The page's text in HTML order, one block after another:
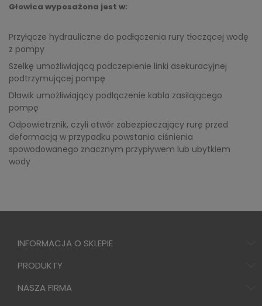
Głowica wyposażona jest w:
Przyłącze hydrauliczne do podłączenia rury tłoczącej wodę
z pompy
Szelkę umożliwiającą podczepienie linki asekuracyjnej
podtrzymującej pompę
Dławik umożliwiający podłączenie kabla zasilającego
pompę
Odpowietrznik, czyli otwór zabezpieczający rurę przed
deformacją w przypadku powstania ciśnienia
spowodowanego znacznym przypływem lub ubytkiem
wody
INFORMACJA O SKLEPIE
PRODUKTY
NASZA FIRMA